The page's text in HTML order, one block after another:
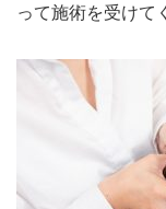
って施術を受けて